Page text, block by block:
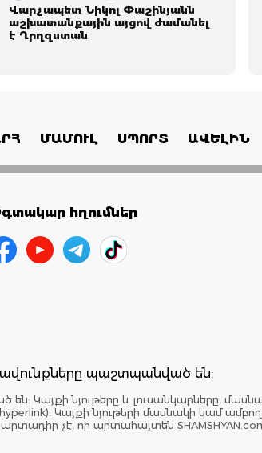
Վարչապետ Նիկոլ Փաշինյանն
աշխատանքային այցով ժամանել
է Ղրղզստան
ՄԱՄՈՒԼ ՍՊՈՐՏ ԱՎԵԼԻՆ
հղումներ
պաշտպանված են:
Կայքի նյութերը և լուսանկարները,
(hyperlink): Կայքի նյութերի մասնակի կամ
չէ, որ արտահայտեն